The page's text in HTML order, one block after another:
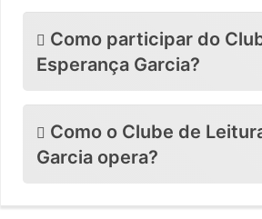
Como participar do
Esperança Garcia?
Como o Clube de
Garcia opera?